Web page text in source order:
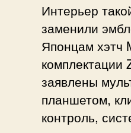
Интерьер
заменили
Японцам хэтч
комплектации
заявлены
планшетом,
контроль,